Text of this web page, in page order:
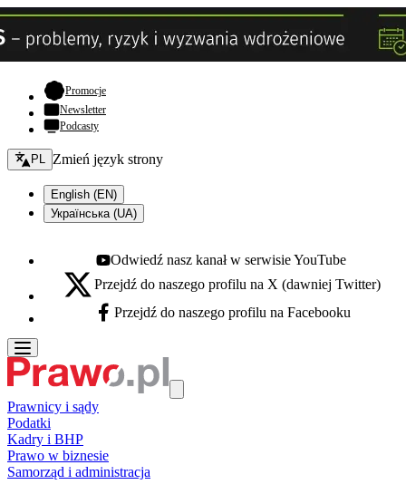
Promocje- otwiera się w nowej karcie
Newsletter
Podcasty
Zmień język - bieżący:
PL Zmień język strony
English (EN)
Українська (UA)
Youtube - otwiera się w nowej karcie
Odwiedź nasz kanał w serwisie YouTube
X - otwiera się w nowej karcie
Przejdź do naszego profilu na X (dawniej Twitter)
Facebook - otwiera się w nowej karcie
Przejdź do naszego profilu na Facebooku
Prawnicy i sądy
Podatki
Kadry i BHP
Prawo w biznesie
Samorząd i administracja